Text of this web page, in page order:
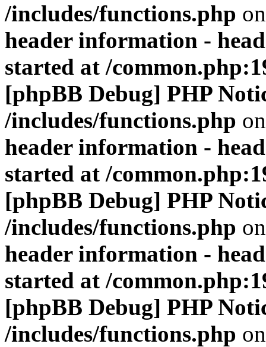
/includes/functions.php
header information -
started at /
[phpBB Debug] PHP
/includes/functions.php
header information -
started at /
[phpBB Debug] PHP
/includes/functions.php
header information -
started at /
[phpBB Debug] PHP
/includes/functions.php